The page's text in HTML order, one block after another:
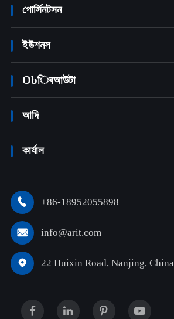
পোর্সিনটসন
ইউশনস
Obিবআউটা
আদি
কার্যাল
 +86-18952055898
 info@arit.com
 22 Huixin Road, Nanjing, China